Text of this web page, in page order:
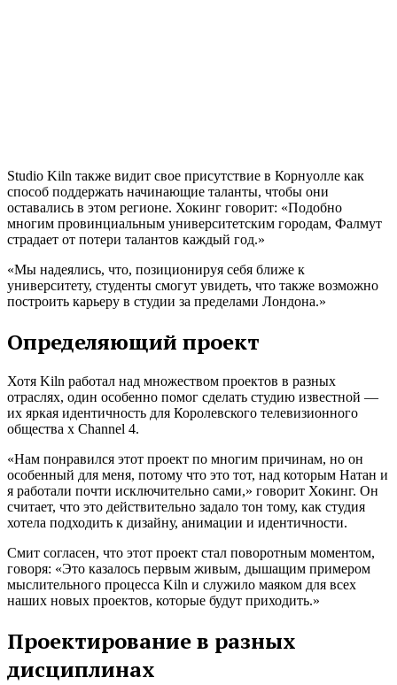
Studio Kiln также видит свое присутствие в Корнуолле как
способ поддержать начинающие таланты, чтобы они
оставались в этом регионе. Хокинг говорит: «Подобно
многим провинциальным университетским городам, Фалмут
страдает от потери талантов каждый год.»
«Мы надеялись, что, позиционируя себя ближе к
университету, студенты смогут увидеть, что также возможно
построить карьеру в студии за пределами Лондона.»
Определяющий проект
Хотя Kiln работал над множеством проектов в разных
отраслях, один особенно помог сделать студию известной —
их яркая идентичность для Королевского телевизионного
общества x Channel 4.
«Нам понравился этот проект по многим причинам, но он
особенный для меня, потому что это тот, над которым Натан и
я работали почти исключительно сами,» говорит Хокинг. Он
считает, что это действительно задало тон тому, как студия
хотела подходить к дизайну, анимации и идентичности.
Смит согласен, что этот проект стал поворотным моментом,
говоря: «Это казалось первым живым, дышащим примером
мыслительного процесса Kiln и служило маяком для всех
наших новых проектов, которые будут приходить.»
Проектирование в разных
дисциплинах